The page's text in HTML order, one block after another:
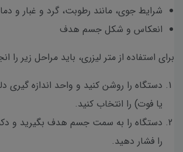
شرایط جوی، مانند رطوبت، گرد و غبار و دما
انعکاس و شکل جسم هدف
برای استفاده از متر لیزری، باید مراحل زیر را
دستگاه را روشن کنید و واحد اندازه گیری
یا فوت) را انتخاب کنید.
دستگاه را به سمت جسم هدف بگیرید و
را فشار دهید.